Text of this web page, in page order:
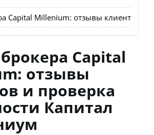
Capital Millenium: отзывы клиентов
Capital
отзывы
и проверка
Капитал